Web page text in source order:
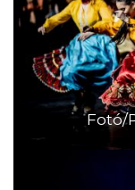
Fotó/